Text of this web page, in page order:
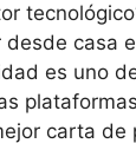
desde casa
es uno
carta de